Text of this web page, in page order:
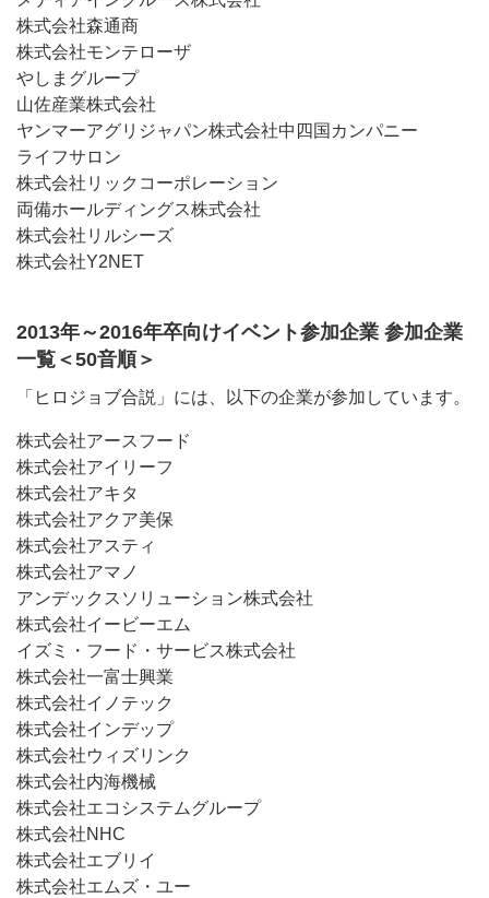
株式会社森通商
株式会社モンテローザ
やしまグループ
山佐産業株式会社
ヤンマーアグリジャパン株式会社中四国カンパニー
ライフサロン
株式会社リックコーポレーション
両備ホールディングス株式会社
株式会社リルシーズ
株式会社Y2NET
2013年～2016年卒向けイベント参加企業 参加企業
一覧＜50音順＞
「ヒロジョブ合説」には、以下の企業が参加しています。
株式会社アースフード
株式会社アイリーフ
株式会社アキタ
株式会社アクア美保
株式会社アスティ
株式会社アマノ
アンデックスソリューション株式会社
株式会社イービーエム
イズミ・フード・サービス株式会社
株式会社一富士興業
株式会社イノテック
株式会社インデップ
株式会社ウィズリンク
株式会社内海機械
株式会社エコシステムグループ
株式会社NHC
株式会社エブリイ
株式会社エムズ・ユー